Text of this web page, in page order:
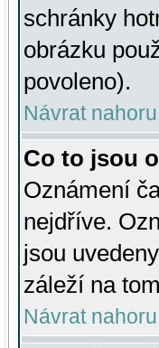
schránky
obrázku
povoleno).
Návrat nahoru
Co to jsou
Oznámení
nejdříve.
jsou
záleží na
Návrat nahoru